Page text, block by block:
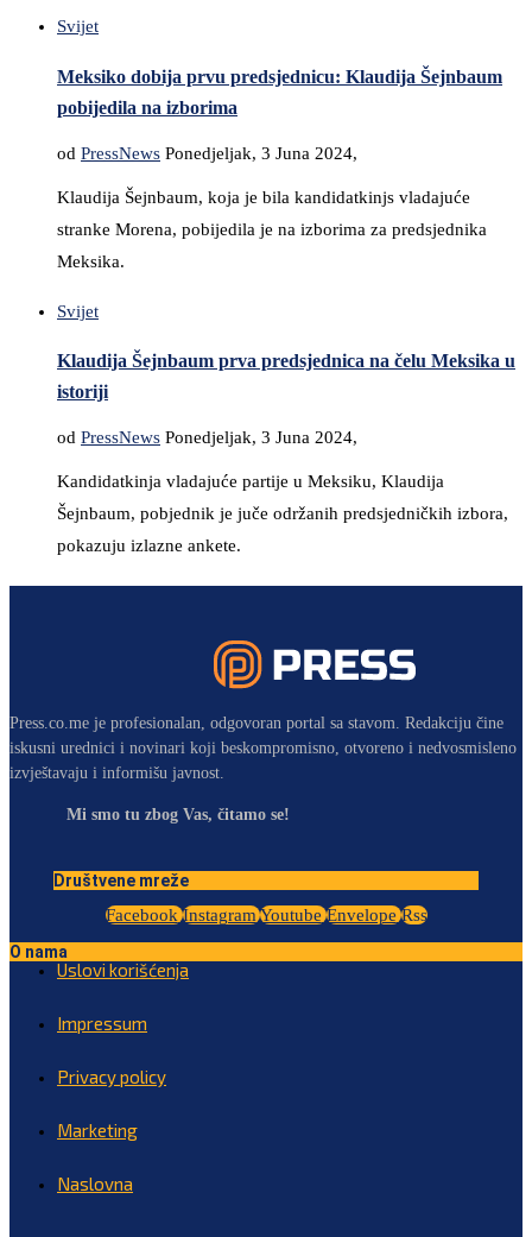
Svijet
Meksiko dobija prvu predsjednicu: Klaudija Šejnbaum
pobijedila na izborima
od PressNews Ponedjeljak, 3 Juna 2024,
Klaudija Šejnbaum, koja je bila kandidatkinjs vladajuće
stranke Morena, pobijedila je na izborima za predsjednika
Meksika.
Svijet
Klaudija Šejnbaum prva predsjednica na čelu Meksika u
istoriji
od PressNews Ponedjeljak, 3 Juna 2024,
Kandidatkinja vladajuće partije u Meksiku, Klaudija
Šejnbaum, pobjednik je juče održanih predsjedničkih izbora,
pokazuju izlazne ankete.
Press.co.me je profesionalan, odgovoran portal sa stavom. Redakciju čine
iskusni urednici i novinari koji beskompromisno, otvoreno i nedvosmisleno
izvještavaju i informišu javnost.
Mi smo tu zbog Vas, čitamo se!
Društvene mreže
Facebook Instagram Youtube Envelope Rss
O nama
Uslovi korišćenja
Impressum
Privacy policy
Marketing
Naslovna